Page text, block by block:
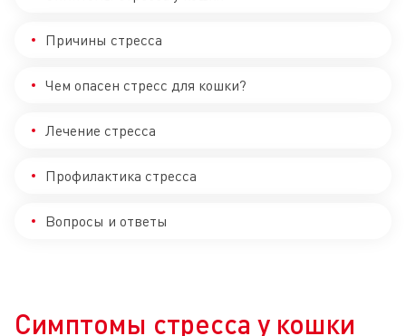
Причины стресса
Чем опасен стресс для кошки?
Лечение стресса
Профилактика стресса
Вопросы и ответы
Симптомы стресса у кошки